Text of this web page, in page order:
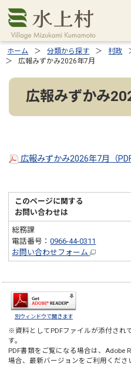
ホーム 分類から探す 村政
広報みずかみ2026年7月
広報みずかみ
広報みずかみ2026年7月（
このページに関する
お問い合わせは
総務課
電話番号：0966-44-0311
お問い合わせフォーム
別ウィンドウで開きます
※資料としてPDFファイルが添付され
す。
PDF書類をご覧になる場合は、 Adobe
場合、最新バージョンをご利用くださ